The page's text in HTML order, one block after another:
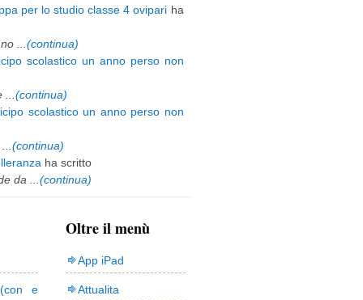
per lo studio classe 4 ovipari ha
... (continua)
scolastico un anno perso non
(continua)
scolastico un anno perso non
(continua)
ha scritto
da ... (continua)
e
Oltre il menù
App iPad
Attualita